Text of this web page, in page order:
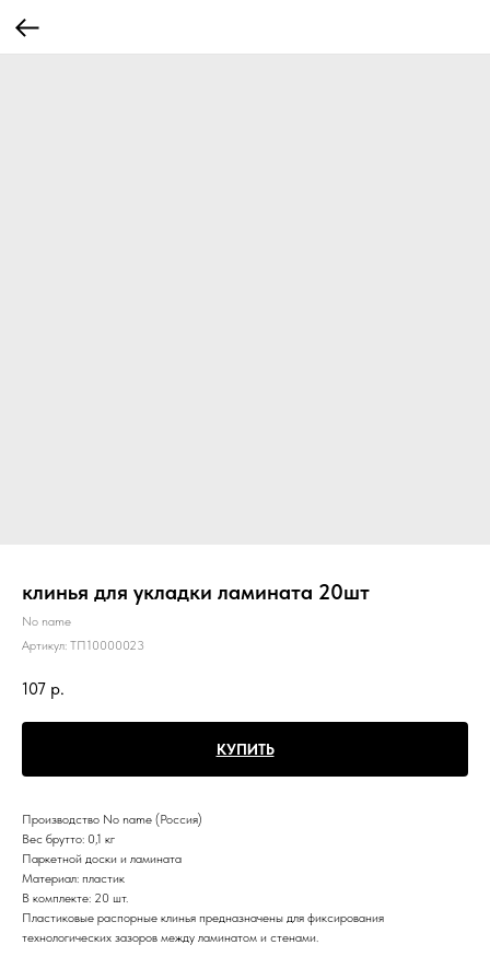
клинья для укладки ламината 20шт
No name
Артикул: ТП10000023
107 р.
КУПИТЬ
Производство No name (Россия)
Вес брутто: 0,1 кг
Паркетной доски и ламината
Материал: пластик
В комплекте: 20 шт.
Пластиковые распорные клинья предназначены для фиксирования
технологических зазоров между ламинатом и стенами.